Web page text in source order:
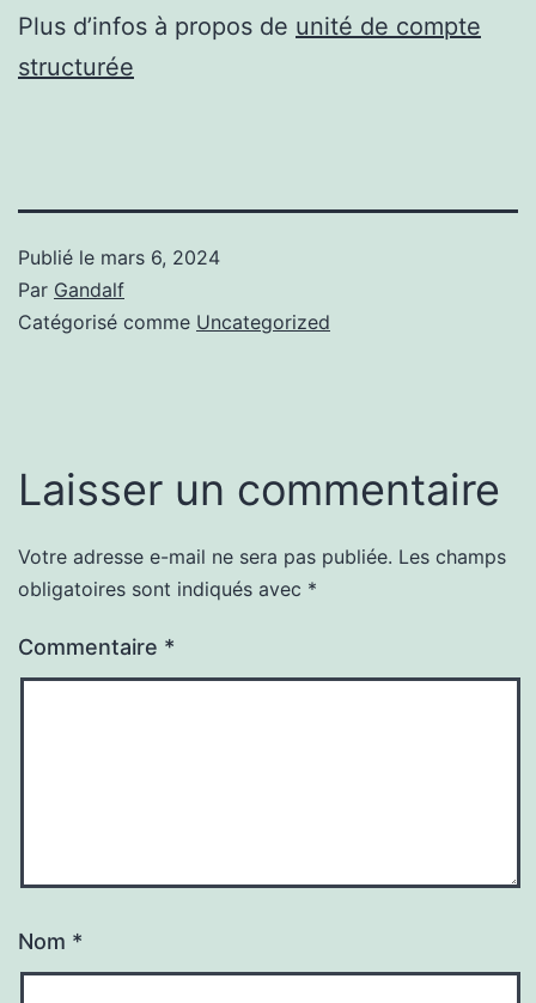
Plus d’infos à propos de unité de compte
structurée
Publié le mars 6, 2024
Par Gandalf
Catégorisé comme Uncategorized
Laisser un commentaire
Votre adresse e-mail ne sera pas publiée. Les champs
obligatoires sont indiqués avec *
Commentaire *
Nom *